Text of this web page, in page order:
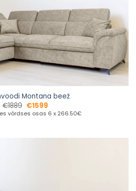
Montana beež
€1889 €1599
võrdses osas 6 x 266.50€